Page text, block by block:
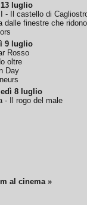
luglio
- Il castello di
dalle finestre che ridono
9 luglio
Rosso
oltre
Day
8 luglio
- Il rogo del male
al cinema »